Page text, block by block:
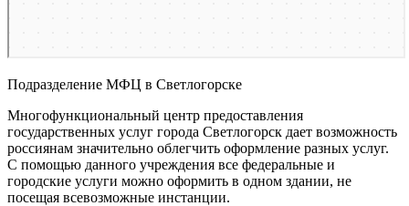
Подразделение МФЦ в Светлогорске
Многофункциональный центр предоставления
государственных услуг города Светлогорск дает возможность
россиянам значительно облегчить оформление разных услуг.
С помощью данного учреждения все федеральные и
городские услуги можно оформить в одном здании, не
посещая всевозможные инстанции.